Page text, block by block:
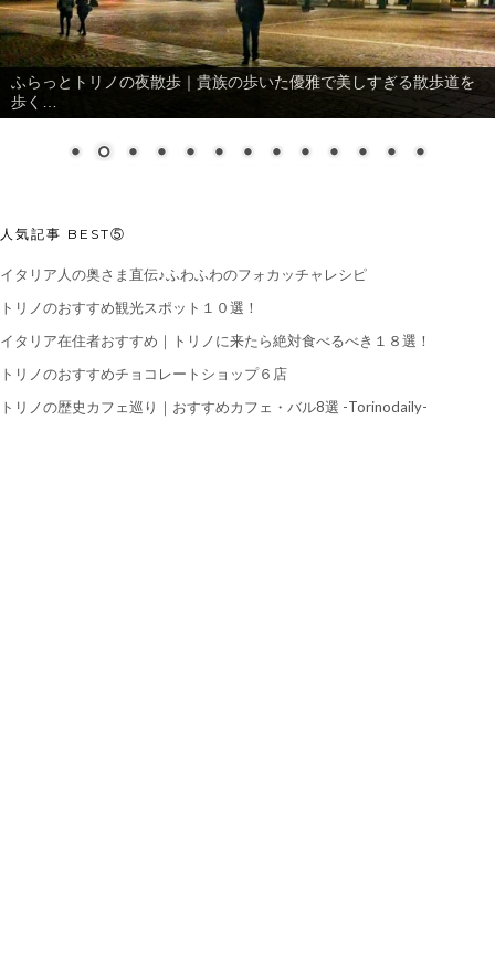
ふらっとトリノの夜散歩｜貴族の歩いた優雅で美しすぎる散歩道を
歩く…
人気記事 BEST⑤
イタリア人の奥さま直伝♪ふわふわのフォカッチャレシピ
トリノのおすすめ観光スポット１０選！
イタリア在住者おすすめ｜トリノに来たら絶対食べるべき１８選！
トリノのおすすめチョコレートショップ６店
トリノの歴史カフェ巡り｜おすすめカフェ・バル8選 -Torinodaily-